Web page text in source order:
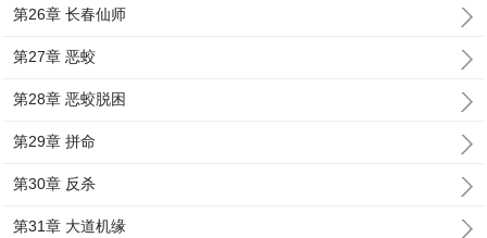
第26章 长春仙师
第27章 恶蛟
第28章 恶蛟脱困
第29章 拼命
第30章 反杀
第31章 大道机缘